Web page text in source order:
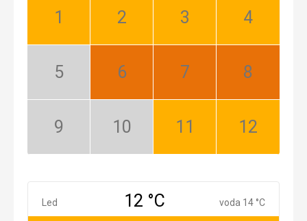
Leden:
Únor:
Březen:
Duben:
Květen:
Červen:
Červenec:
Srpen:
Září:
Říjen:
Listopad:
Prosinec:
Leden
Led 12 °C voda 14 °C